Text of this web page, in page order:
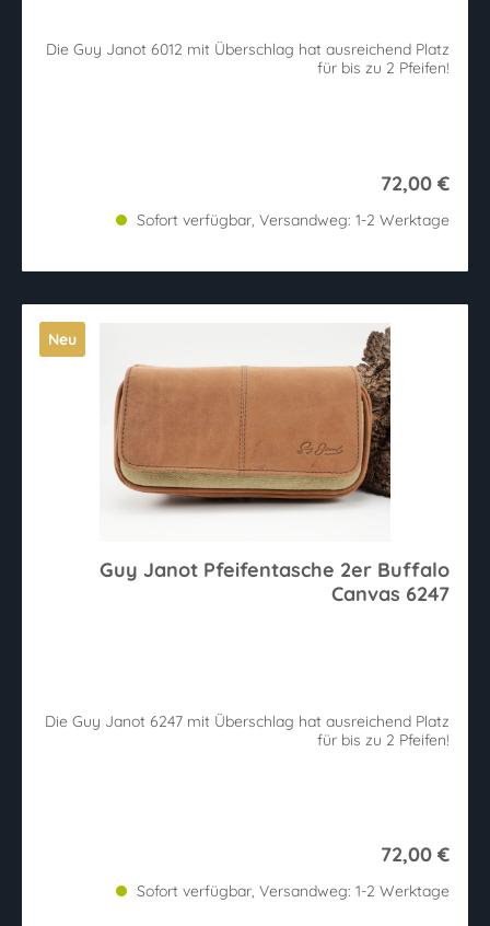
Die Guy Janot 6012 mit Überschlag hat ausreichend Platz
für bis zu 2 Pfeifen!
72,00 €
Sofort verfügbar, Versandweg: 1-2 Werktage
Neu
Guy Janot Pfeifentasche 2er Buffalo
Canvas 6247
Die Guy Janot 6247 mit Überschlag hat ausreichend Platz
für bis zu 2 Pfeifen!
72,00 €
Sofort verfügbar, Versandweg: 1-2 Werktage